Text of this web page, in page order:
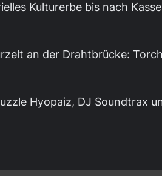
Kulturerbe bis nach
an der Drahtbrücke:
Hyopaiz, DJ Soundtrax